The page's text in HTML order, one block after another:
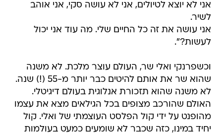
אני לא יוצא לטיולים, אני לא עושה סקי, אני אוהב
לשיר.
אני עושה את זה כל החיים שלי. מה עוד אני יכול
לעשות?".
וכשפרנקי ואלי שר, העולם עוצר מלכת. לא משנה
שהוא שר את אותם להיטים כבר יותר מ-55 (!) שנה.
לא משנה שהוא תזכורת אנלוגית בעולם דיגיטלי.
האולם שהורכב מצופים בכל הגילאים מצא את עצמו
מהופנט על ידי קול הפלסט העוצמתי של ואלי. קול
יחיד במינו, כזה שכבר לא שומעים כמעט בעולמות